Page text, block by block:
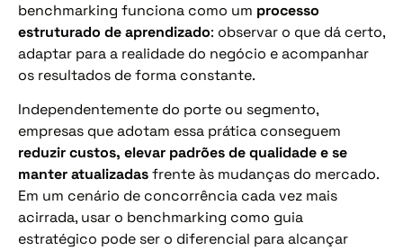
benchmarking funciona como um processo
estruturado de aprendizado: observar o que dá certo,
adaptar para a realidade do negócio e acompanhar
os resultados de forma constante.
Independentemente do porte ou segmento,
empresas que adotam essa prática conseguem
reduzir custos, elevar padrões de qualidade e se
manter atualizadasfrente às mudanças do mercado.
Em um cenário de concorrência cada vez mais
acirrada, usar o benchmarking como guia
estratégico pode ser o diferencial para alcançar